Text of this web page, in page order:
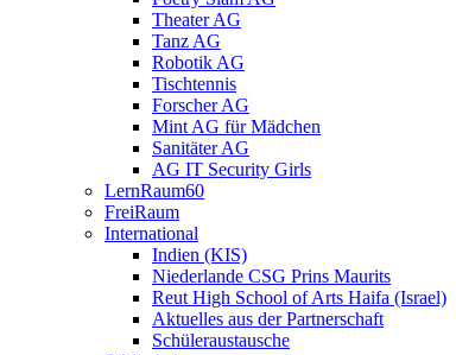
Theater AG
Tanz AG
Robotik AG
Tischtennis
Forscher AG
Mint AG für Mädchen
Sanitäter AG
AG IT Security Girls
LernRaum60
FreiRaum
International
Indien (KIS)
Niederlande CSG Prins Maurits
Reut High School of Arts Haifa (Israel)
Aktuelles aus der Partnerschaft
Schüleraustausche